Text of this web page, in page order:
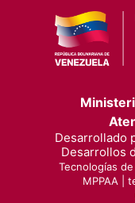
Desarrollado
Desarrollos
Tecnologías
MPPAA |